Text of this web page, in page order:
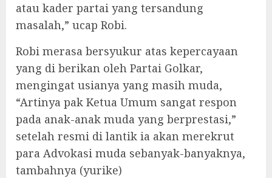
atau kader partai yang tersandung
masalah,” ucap Robi.
Robi merasa bersyukur atas kepercayaan
yang di berikan oleh Partai Golkar,
mengingat usianya yang masih muda,
“Artinya pak Ketua Umum sangat respon
pada anak-anak muda yang berprestasi,”
setelah resmi di lantik ia akan merekrut
para Advokasi muda sebanyak-banyaknya,
tambahnya (yurike)